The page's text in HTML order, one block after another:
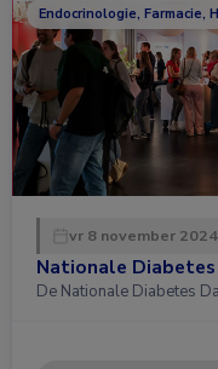
Endocrinologie, Farmacie,
vr 8 november
Nationale Diabetes
De Nationale Diabetes